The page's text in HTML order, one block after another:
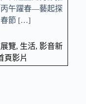
丙午躍春—藝起探
春節 […]
覽, 生活, 影音新
頁影片